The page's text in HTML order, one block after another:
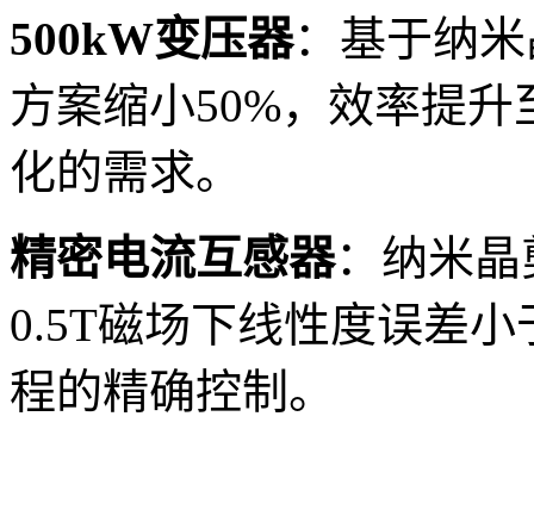
500kW变压器：基于纳
方案缩小50%，效率提
化的需求。
精密电流互感器：纳米
0.5T磁场下线性度误差
程的精确控制。